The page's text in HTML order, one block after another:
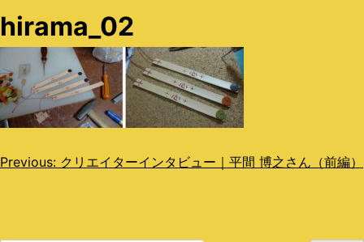
e
t
hirama_02
投
Previous: クリエイターインタビュー｜平間 博之さん（前編）